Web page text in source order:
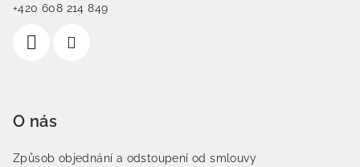
+420 608 214 849
O nás
Způsob objednání a odstoupení od smlouvy